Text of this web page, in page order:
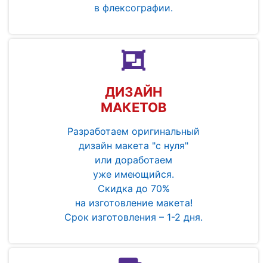
в флексографии.
ДИЗАЙН
МАКЕТОВ
Разработаем оригинальный
дизайн макета "с нуля"
или доработаем
уже имеющийся.
Скидка до 70%
на изготовление макета!
Срок изготовления – 1-2 дня.